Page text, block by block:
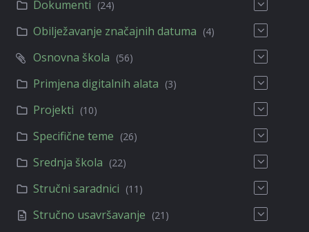
Dokumenti (24)
Obilježavanje značajnih datuma (4)
Osnovna škola (56)
Primjena digitalnih alata (3)
Projekti (10)
Specifične teme (26)
Srednja škola (22)
Stručni saradnici (11)
Stručno usavršavanje (21)